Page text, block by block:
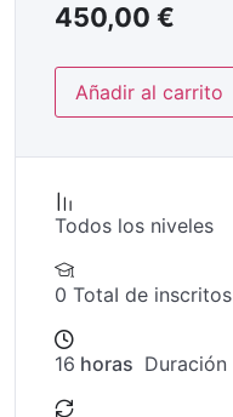
450,00 €
Añadir al carrito
Todos los niveles
0 TotaI de inscritos
16 horas Duración